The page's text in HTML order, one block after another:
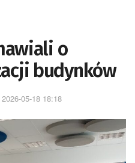
o
budynków
2026-05-18 18:18